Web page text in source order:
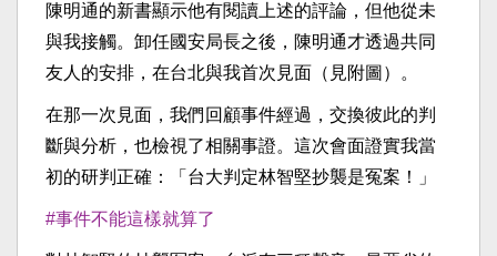
陳明通的新書顯示他有閱讀上述的評論，但他從未
與我接觸。卸任國安局長之後，陳明通才透過共同
友人的安排，在台北與我首次見面（見附圖）。
在那一次見面，我們回顧事件經過，交換彼此的判
斷與分析，也檢視了相關事證。這次會面證實我當
初的研判正確：「台大判定林智堅抄襲是冤案！」
#事件不能這樣就算了